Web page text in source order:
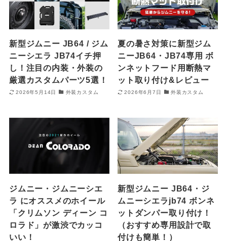
新型ジムニー JB64 / ジム
ニーシエラ JB74イチ押
し！注目の内装・外装の
厳選カスタムパーツ5選！
2026年5月14日 外装カスタム
夏の暑さ対策に新型ジム
ニーJB64・JB74専用 ボ
ンネットフード用断熱マ
ット取り付け&レビュー
2026年6月7日 外装カスタム
ジムニー・ジムニーシエ
ラ にオススメのホイール
「クリムソン ディーン コ
ロラド」が激渋でカッコ
いい！
新型ジムニー JB64・ジ
ムニーシエラjb74 ボンネ
ットダンパー取り付け！
（おすすめ専用設計で取
付けも簡単！）